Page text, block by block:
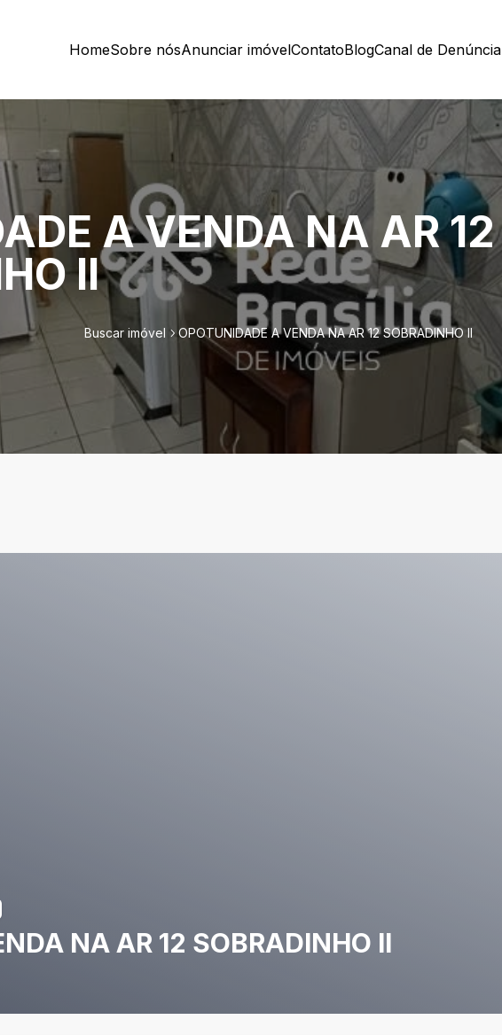
HomeSobre nósAnunciar imóvelContatoBlogCanal de Denúncia
A VENDA NA AR 12
II
Buscar imóvel OPOTUNIDADE A VENDA NA AR 12 SOBRADINHO II
NA AR 12 SOBRADINHO II